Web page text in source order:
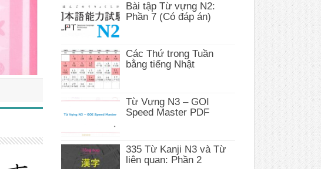
Bài tập Từ vựng N2:
Phần 7 (Có đáp án)
Các Thứ trong Tuần
bằng tiếng Nhật
Từ Vựng N3 – GOI
Speed Master PDF
335 Từ Kanji N3 và Từ
liên quan: Phần 2